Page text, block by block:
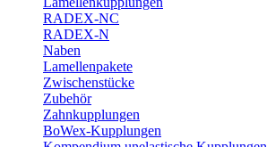
RADEX-NC
RADEX-N
Naben
Lamellenpakete
Zwischenstücke
Zubehör
Zahnkupplungen
BoWex-Kupplungen